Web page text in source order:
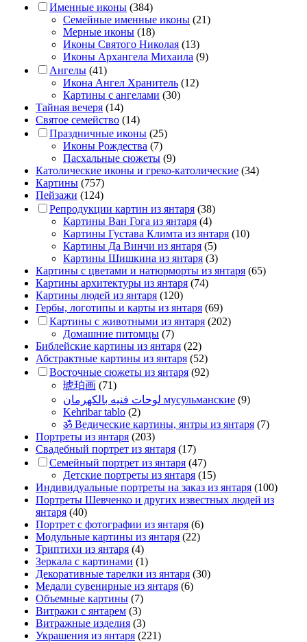
Именные иконы (384)
Семейные именные иконы (21)
Мерные иконы (18)
Иконы Святого Николая (13)
Иконы Архангела Михаила (9)
Ангелы (41)
Икона Ангел Хранитель (12)
Картины с ангелами (30)
Тайная вечеря (14)
Святое семейство (14)
Праздничные иконы (25)
Иконы Рождества (7)
Пасхальные сюжеты (9)
Католические иконы и греко-католические (34)
Картины (757)
Пейзажи (124)
Репродукции картин из янтаря (38)
Картины Ван Гога из янтаря (4)
Картины Густава Климта из янтаря (10)
Картины Да Винчи из янтаря (5)
Картины Шишкина из янтаря (3)
Картины с цветами и натюрморты из янтаря (65)
Картины архитектуры из янтаря (74)
Картины людей из янтаря (120)
Гербы, логотипы и карты из янтаря (69)
Картины с животными из янтаря (202)
Домашние питомцы (7)
Библейские картины из янтаря (22)
Абстрактные картины из янтаря (52)
Восточные сюжеты из янтаря (92)
琥珀画 (71)
لوحات فنيه بالكهرمان мусульманские (9)
Kehribar tablo (2)
ॐ Ведические картины, янтры из янтаря (7)
Портреты из янтаря (203)
Свадебный портрет из янтаря (17)
Семейный портрет из янтаря (47)
Детские портреты из янтаря (15)
Индивидуальные портреты на заказ из янтаря (100)
Портреты Шевченко и других известных людей из
янтаря (40)
Портрет c фотографии из янтаря (6)
Модульные картины из янтаря (22)
Триптихи из янтаря (4)
Зеркала с картинами (1)
Декоративные тарелки из янтаря (30)
Медали сувенирные из янтаря (6)
Объемные картины (7)
Витражи с янтарем (3)
Витражные изделия (3)
Украшения из янтаря (221)